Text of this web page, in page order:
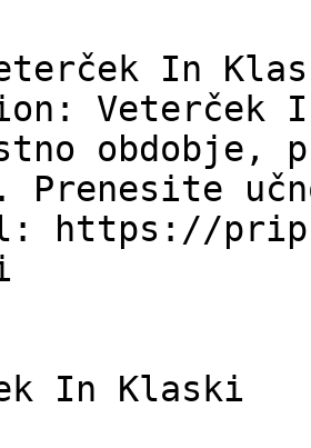
In
Veterček
obdobje,
Prenesite
https://
In Klaski